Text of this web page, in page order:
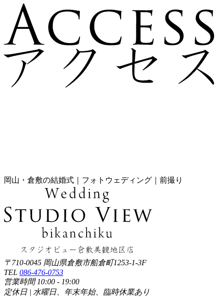
岡山・倉敷の結婚式｜フォトウェディング｜前撮り
〒710-0045 岡山県倉敷市船倉町1253-1-3F
TEL 086-476-0753
営業時間 10:00 - 19:00
定休日 | 水曜日、年末年始、臨時休業あり